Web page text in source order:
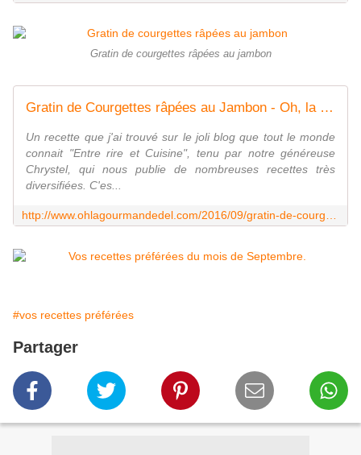
Gratin de courgettes râpées au jambon
Gratin de Courgettes râpées au Jambon - Oh, la gourmande..
Un recette que j'ai trouvé sur le joli blog que tout le monde
connait "Entre rire et Cuisine", tenu par notre généreuse
Chrystel, qui nous publie de nombreuses recettes très
diversifiées. C'es...
#vos recettes préférées
Partager